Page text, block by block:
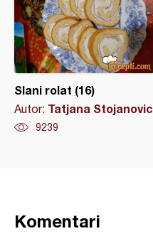
Slani rolat (16)
Autor: Tatjana Stojanovic
9239
Komentari